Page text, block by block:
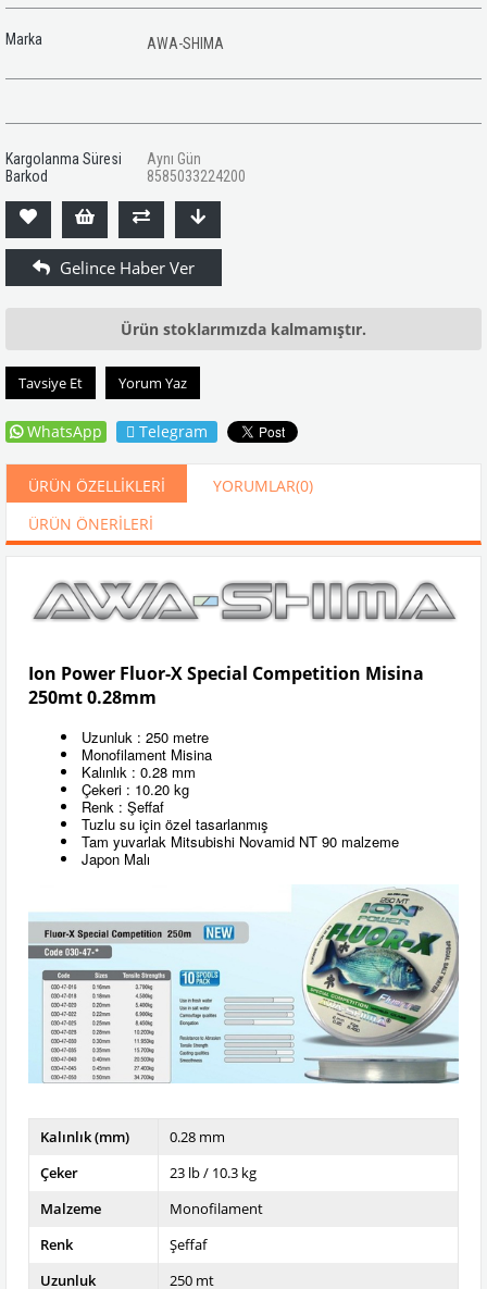
Marka AWA-SHIMA
Kargolanma Süresi
Aynı Gün
Barkod
8585033224200
Ürün stoklarımızda kalmamıştır.
Tavsiye Et Yorum Yaz
WhatsApp Telegram
ÜRÜN ÖZELLIKLERI YORUMLAR(0)
ÜRÜN ÖNERILERI
Ion Power Fluor-X Special Competition Misina
250mt 0.28mm
Uzunluk : 250 metre
Monofilament Misina
Kalınlık : 0.28 mm
Çekeri : 10.20 kg
Renk : Şeffaf
Tuzlu su için özel tasarlanmış
Tam yuvarlak Mitsubishi Novamid NT 90 malzeme
Japon Malı
Kalınlık (mm)
0.28 mm
Çeker
23 lb / 10.3 kg
Malzeme
Monofilament
Renk
Şeffaf
Uzunluk
250 mt